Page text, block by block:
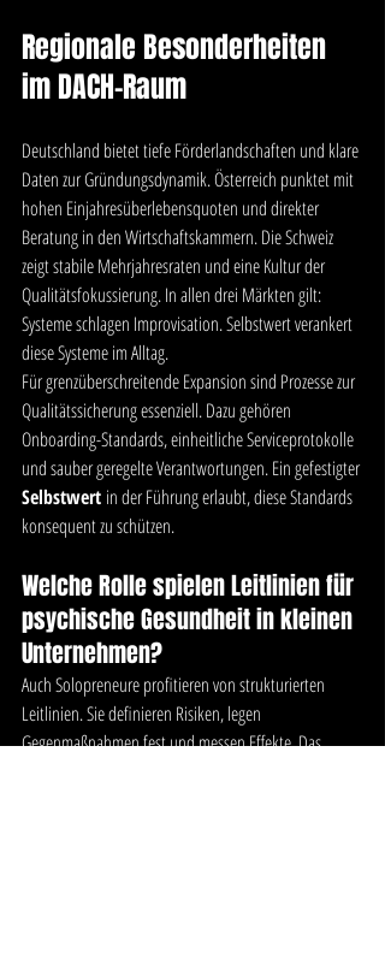
Regionale Besonderheiten
im DACH-Raum
Deutschland bietet tiefe Förderlandschaften und klare
Daten zur Gründungsdynamik. Österreich punktet mit
hohen Einjahresüberlebensquoten und direkter
Beratung in den Wirtschaftskammern. Die Schweiz
zeigt stabile Mehrjahresraten und eine Kultur der
Qualitätsfokussierung. In allen drei Märkten gilt:
Systeme schlagen Improvisation. Selbstwert verankert
diese Systeme im Alltag.
Für grenzüberschreitende Expansion sind Prozesse zur
Qualitätssicherung essenziell. Dazu gehören
Onboarding-Standards, einheitliche Serviceprotokolle
und sauber geregelte Verantwortungen. Ein gefestigter
Selbstwert in der Führung erlaubt, diese Standards
konsequent zu schützen.
Welche Rolle spielen Leitlinien für
psychische Gesundheit in kleinen
Unternehmen?
Auch Solopreneure profitieren von strukturierten
Leitlinien. Sie definieren Risiken, legen
Gegenmaßnahmen fest und messen Effekte. Das